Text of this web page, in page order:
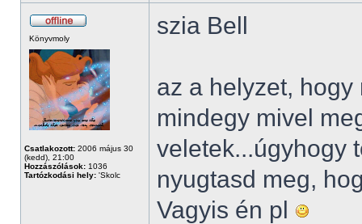
Könyvmoly
Csatlakozott: 2006 május 30
(kedd), 21:00
Hozzászólások: 1036
Tartózkodási hely: 'Skolc
szia Bell
az a helyzet,
mindegy mivel
veletek...úgyhogy
nyugtasd meg,
Vagyis én pl